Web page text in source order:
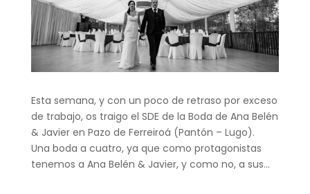
Esta semana, y con un poco de retraso por exceso
de trabajo, os traigo el SDE de la Boda de Ana Belén
& Javier en Pazo de Ferreiroá (Pantón – Lugo).
Una boda a cuatro, ya que como protagonistas
tenemos a Ana Belén & Javier, y como no, a sus...